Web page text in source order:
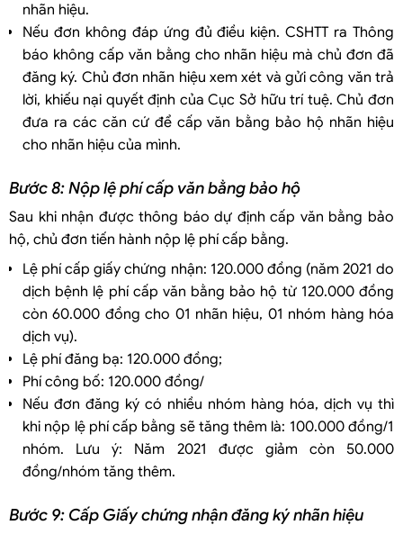
nhãn hiệu.
Nếu đơn không đáp ứng đủ điều kiện. CSHTT ra Thông
báo không cấp văn bằng cho nhãn hiệu mà chủ đơn đã
đăng ký. Chủ đơn nhãn hiệu xem xét và gửi công văn trả
lời, khiếu nại quyết định của Cục Sở hữu trí tuệ. Chủ đơn
đưa ra các căn cứ để cấp văn bằng bảo hộ nhãn hiệu
cho nhãn hiệu của mình.
Bước 8: Nộp lệ phí cấp văn bằng bảo hộ
Sau khi nhận được thông báo dự định cấp văn bằng bảo
hộ, chủ đơn tiến hành nộp lệ phí cấp bằng.
Lệ phí cấp giấy chứng nhận: 120.000 đồng (năm 2021 do
dịch bệnh lệ phí cấp văn bằng bảo hộ từ 120.000 đồng
còn 60.000 đồng cho 01 nhãn hiệu, 01 nhóm hàng hóa
dịch vụ).
Lệ phí đăng bạ: 120.000 đồng;
Phí công bố: 120.000 đồng/
Nếu đơn đăng ký có nhiều nhóm hàng hóa, dịch vụ thì
khi nộp lệ phí cấp bằng sẽ tăng thêm là: 100.000 đồng/1
nhóm. Lưu ý: Năm 2021 được giảm còn 50.000
đồng/nhóm tăng thêm.
Bước 9: Cấp Giấy chứng nhận đăng ký nhãn hiệu